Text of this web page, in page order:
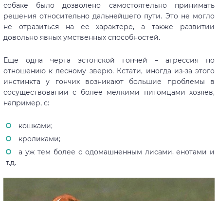
собаке было дозволено самостоятельно принимать
решения относительно дальнейшего пути. Это не могло
не отразиться на ее характере, а также развитии
довольно явных умственных способностей.
Еще одна черта эстонской гончей – агрессия по
отношению к лесному зверю. Кстати, иногда из-за этого
инстинкта у гончих возникают большие проблемы в
сосуществовании с более мелкими питомцами хозяев,
например, с:
кошками;
кроликами;
а уж тем более с одомашненным лисами, енотами и
т.д.